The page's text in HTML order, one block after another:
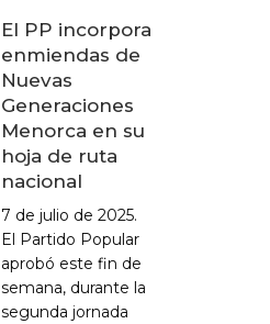
El PP incorpora
enmiendas de
Nuevas
Generaciones
Menorca en su
hoja de ruta
nacional
7 de julio de 2025.
El Partido Popular
aprobó este fin de
semana, durante la
segunda jornada